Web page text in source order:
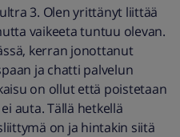
3. Olen yrittänyt liittää
vaikeeta tuntuu olevan.
kerran jonottanut
ja chatti palvelun
on ollut että poistetaan
auta. Tällä hetkellä
on ja hintakin siitä